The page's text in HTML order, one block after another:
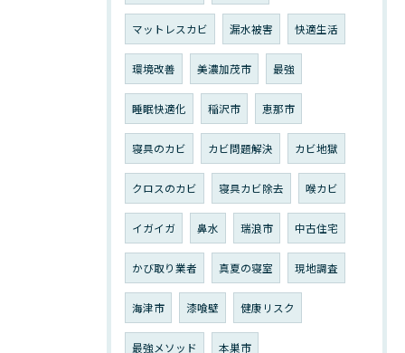
マットレスカビ 漏水被害 快適生活
環境改善 美濃加茂市 最強
睡眠快適化 稲沢市 恵那市
寝具のカビ カビ問題解決 カビ地獄
クロスのカビ 寝具カビ除去 喉カビ
イガイガ 鼻水 瑞浪市 中古住宅
かび取り業者 真夏の寝室 現地調査
海津市 漆喰壁 健康リスク
最強メソッド 本巣市